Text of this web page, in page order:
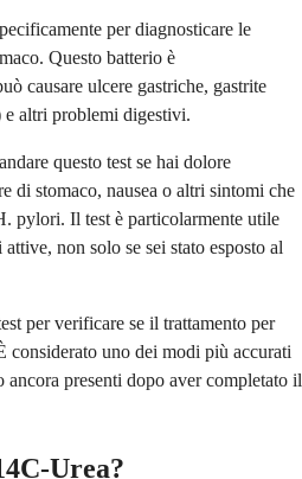
per diagnosticare le
Questo batterio è
causare ulcere gastriche, gastrite
altri problemi digestivi.
questo test se hai dolore
di stomaco, nausea o altri sintomi che
pylori. Il test è particolarmente utile
non solo se sei stato esposto al
per verificare se il trattamento per
considerato uno dei modi più accurati
ancora presenti dopo aver completato il
Urea?